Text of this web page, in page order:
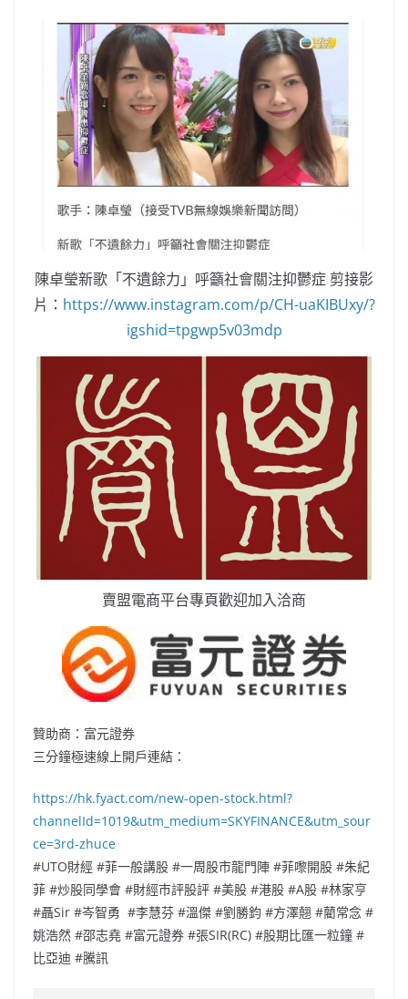
陳卓瑩新歌「不遺餘力」呼籲社會關注抑鬱症 剪接影
片： https://www.instagram.com/p/CH-uaKIBUxy/?
igshid=tpgwp5v03mdp
賣盟電商平台專頁歡迎加入洽商
贊助商：富元證券
三分鐘極速線上開戶連結：
https://hk.fyact.com/new-open-stock.html?
channelId=1019&utm_medium=SKYFINANCE&utm_sour
ce=3rd-zhuce
#UTO財經 #菲一般講股 #一周股市龍門陣 #菲嚟開股 #朱紀
菲 #炒股同學會 #財經市評股評 #美股 #港股 #A股 #林家亨
#聶Sir #岑智勇 #李慧芬 #溫傑 #劉勝鈞 #方澤翹 #藺常念 #
姚浩然 #邵志堯 #富元證券 #張SIR(RC) #股期比匯一粒鐘 #
比亞迪 #騰訊